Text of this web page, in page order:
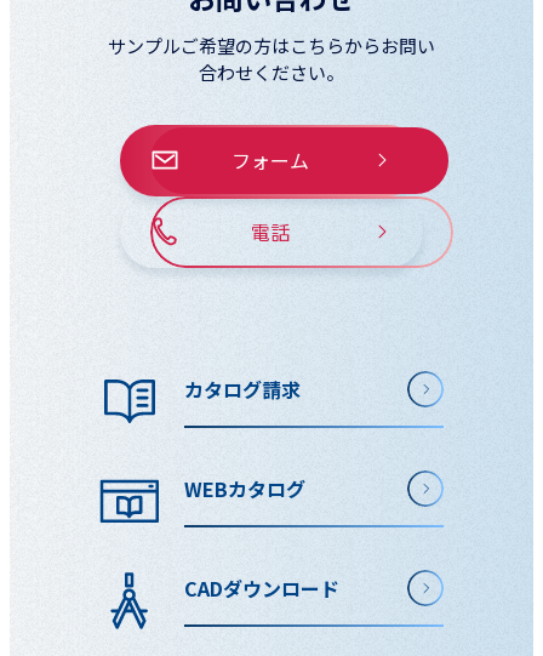
サンプルご希望の方はこちらからお問い
合わせください。
フォーム
電話
カタログ請求
WEBカタログ
CADダウンロード